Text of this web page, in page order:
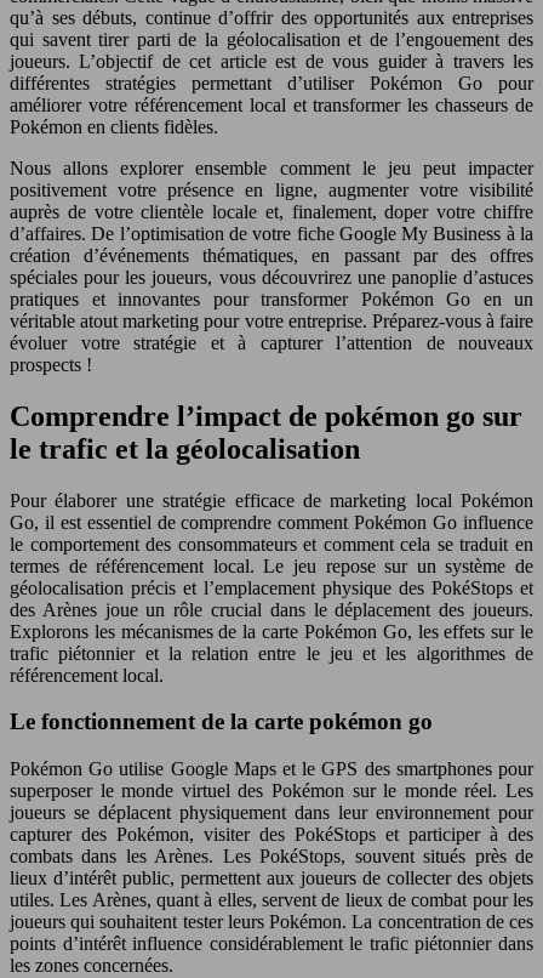
qu’à ses débuts, continue d’offrir des opportunités aux entreprises
qui savent tirer parti de la géolocalisation et de l’engouement des
joueurs. L’objectif de cet article est de vous guider à travers les
différentes stratégies permettant d’utiliser Pokémon Go pour
améliorer votre référencement local et transformer les chasseurs de
Pokémon en clients fidèles.
Nous allons explorer ensemble comment le jeu peut impacter
positivement votre présence en ligne, augmenter votre visibilité
auprès de votre clientèle locale et, finalement, doper votre chiffre
d’affaires. De l’optimisation de votre fiche Google My Business à la
création d’événements thématiques, en passant par des offres
spéciales pour les joueurs, vous découvrirez une panoplie d’astuces
pratiques et innovantes pour transformer Pokémon Go en un
véritable atout marketing pour votre entreprise. Préparez-vous à faire
évoluer votre stratégie et à capturer l’attention de nouveaux
prospects !
Comprendre l’impact de pokémon go sur
le trafic et la géolocalisation
Pour élaborer une stratégie efficace de marketing local Pokémon
Go, il est essentiel de comprendre comment Pokémon Go influence
le comportement des consommateurs et comment cela se traduit en
termes de référencement local. Le jeu repose sur un système de
géolocalisation précis et l’emplacement physique des PokéStops et
des Arènes joue un rôle crucial dans le déplacement des joueurs.
Explorons les mécanismes de la carte Pokémon Go, les effets sur le
trafic piétonnier et la relation entre le jeu et les algorithmes de
référencement local.
Le fonctionnement de la carte pokémon go
Pokémon Go utilise Google Maps et le GPS des smartphones pour
superposer le monde virtuel des Pokémon sur le monde réel. Les
joueurs se déplacent physiquement dans leur environnement pour
capturer des Pokémon, visiter des PokéStops et participer à des
combats dans les Arènes. Les PokéStops, souvent situés près de
lieux d’intérêt public, permettent aux joueurs de collecter des objets
utiles. Les Arènes, quant à elles, servent de lieux de combat pour les
joueurs qui souhaitent tester leurs Pokémon. La concentration de ces
points d’intérêt influence considérablement le trafic piétonnier dans
les zones concernées.